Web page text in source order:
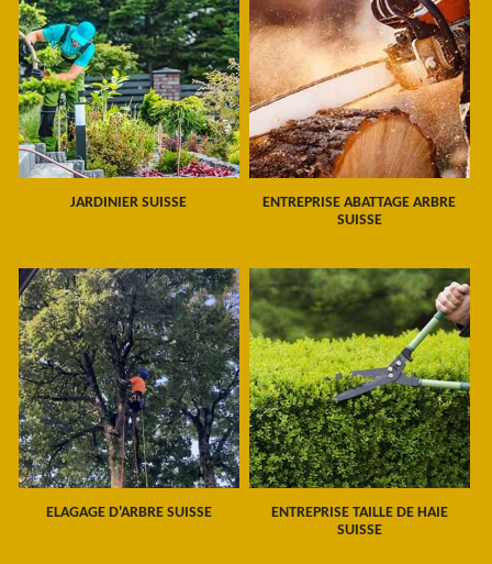
JARDINIER SUISSE
ENTREPRISE ABATTAGE ARBRE
SUISSE
ELAGAGE D'ARBRE SUISSE
ENTREPRISE TAILLE DE HAIE
SUISSE